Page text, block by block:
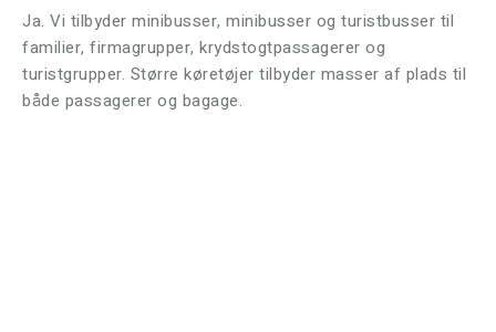
Ja. Vi tilbyder minibusser, minibusser og turistbusser til
familier, firmagrupper, krydstogtpassagerer og
turistgrupper. Større køretøjer tilbyder masser af plads til
både passagerer og bagage.